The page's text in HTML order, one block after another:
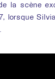
la scène
lorsque